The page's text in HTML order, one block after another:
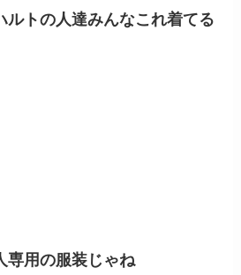
ルトの人達みんなこれ着てる
専用の服装じゃね